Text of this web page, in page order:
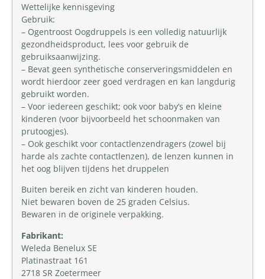
Wettelijke kennisgeving
Gebruik:
– Ogentroost Oogdruppels is een volledig natuurlijk
gezondheidsproduct, lees voor gebruik de
gebruiksaanwijzing.
– Bevat geen synthetische conserveringsmiddelen en
wordt hierdoor zeer goed verdragen en kan langdurig
gebruikt worden.
– Voor iedereen geschikt; ook voor baby’s en kleine
kinderen (voor bijvoorbeeld het schoonmaken van
prutoogjes).
– Ook geschikt voor contactlenzendragers (zowel bij
harde als zachte contactlenzen), de lenzen kunnen in
het oog blijven tijdens het druppelen
Buiten bereik en zicht van kinderen houden.
Niet bewaren boven de 25 graden Celsius.
Bewaren in de originele verpakking.
Fabrikant:
Weleda Benelux SE
Platinastraat 161
2718 SR Zoetermeer